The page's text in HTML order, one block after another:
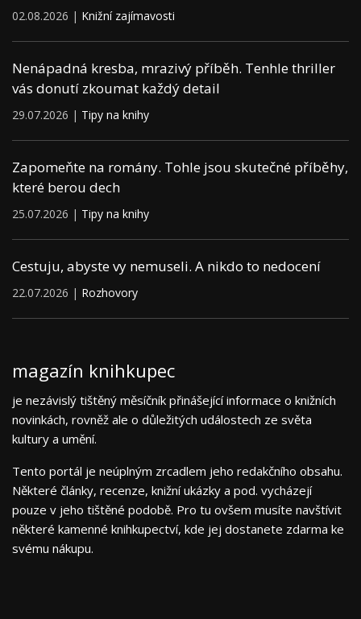
02.08.2026 | Knižní zajímavosti
Nenápadná kresba, mrazivý příběh. Tenhle thriller
vás donutí zkoumat každý detail
29.07.2026 | Tipy na knihy
Zapomeňte na romány. Tohle jsou skutečné příběhy,
které berou dech
25.07.2026 | Tipy na knihy
Cestuju, abyste vy nemuseli. A nikdo to nedocení
22.07.2026 | Rozhovory
magazín knihkupec
je nezávislý tištěný měsíčník přinášející informace o knižních
novinkách, rovněž ale o důležitých událostech ze světa
kultury a umění.
Tento portál je neúplným zrcadlem jeho redakčního obsahu.
Některé články, recenze, knižní ukázky a pod. vycházejí
pouze v jeho tištěné podobě. Pro tu ovšem musíte navštívit
některé kamenné knihkupectví, kde jej dostanete zdarma ke
svému nákupu.